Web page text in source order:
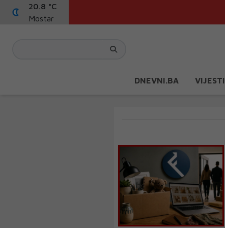
20.8 °C
Mostar
DNEVNI.BA VIJESTI